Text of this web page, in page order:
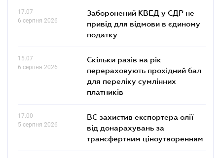
17.07
6 серпня 2026
Заборонений КВЕД у ЄДР не
привід для відмови в єдиному
податку
15.07
6 серпня 2026
Скільки разів на рік
перераховують прохідний бал
для переліку сумлінних
платників
17.00
5 серпня 2026
ВС захистив експортера олії
від донарахувань за
трансфертним ціноутворенням